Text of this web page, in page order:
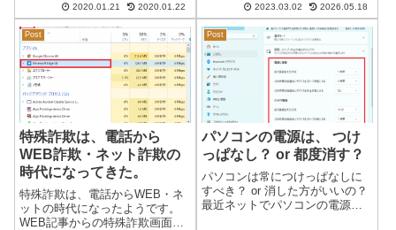
のテレビを重点に解説したいと
思っています。4K・8Kとは？画
面の解像度のことを表現してい
ます。結局、画面の細かさ（鮮
明さ）...
2020.01.21 2020.01.22
ん。その SSD を某ショップが中
古PCに取り付けて販売をしてい
たので PUSKILL-SSD を使用し
て...
2023.03.02 2026.05.18
Post
特殊詐欺は、電話から
WEB詐欺・ネット詐欺の
時代になってきた。
特殊詐欺は、電話からWEB・ネ
ットの時代になったようです。
WEB記事からの特殊詐欺画面・
Post
パソコンの電源は、 つけ
っぱなし？ or 都度消す？
パソコンは常につけっぱなしに
すべき？ or 消した方がいいの？
最近ネットでパソコンの電源に